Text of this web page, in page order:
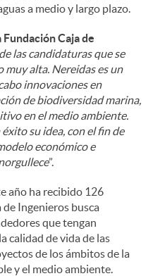
a medio y largo plazo.
Caja de
las candidaturas que se
muy alta. Nereidas es un
innovaciones en
de biodiversidad marina,
en el medio ambiente.
su idea, con el fin de
económico e
”.
año ha recibido 126
Ingenieros busca
que tengan
calidad de vida de las
de los ámbitos de la
y el medio ambiente.